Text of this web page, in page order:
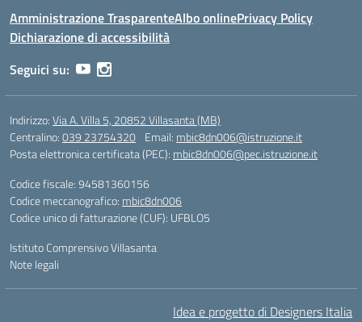
Amministrazione TrasparenteAlbo onlinePrivacy Policy
Dichiarazione di accessibilità
Seguici su:
Indirizzo:Via A. Villa 5, 20852 Villasanta (MB)
Centralino:039 23754320 Email: mbic8dn006@istruzione.it
Posta elettronica certificata (PEC): mbic8dn006@pec.istruzione.it
Codice fiscale: 94581360156
Codice meccanografico: mbic8dn006
Codice unico di fatturazione (CUF): UFBLO5
Istituto Comprensivo Villasanta
Note legali
Idea e progetto di Designers Italia